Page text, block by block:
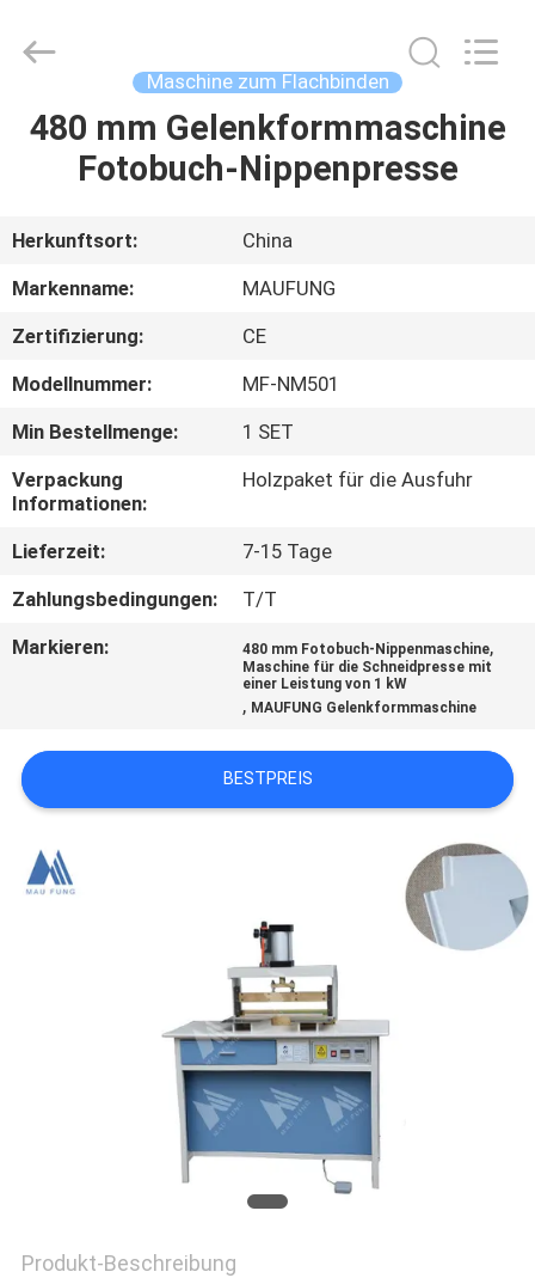
HEIM
ÜBER
UNS
WERKSBESICHTIGUNG
QUALITÄTSKONTROLLE
KONTAKT
MIT
UNS
FÄLLE
SITEMAP
DATENSCHUTZRICHTLINIE
CO.,LTD.
Maschine zum Flachbinden
480 mm Gelenkformmaschine
Fotobuch-Nippenpresse
Herkunftsort:
China
Markenname:
MAUFUNG
Zertifizierung:
CE
Modellnummer:
MF-NM501
Min Bestellmenge:
1 SET
Verpackung
Informationen:
Holzpaket für die Ausfuhr
Lieferzeit:
7-15 Tage
Zahlungsbedingungen:
T/T
Markieren:
480 mm Fotobuch-Nippenmaschine,
Maschine für die Schneidpresse mit
einer Leistung von 1 kW
, MAUFUNG Gelenkformmaschine
BESTPREIS
Produkt-Beschreibung